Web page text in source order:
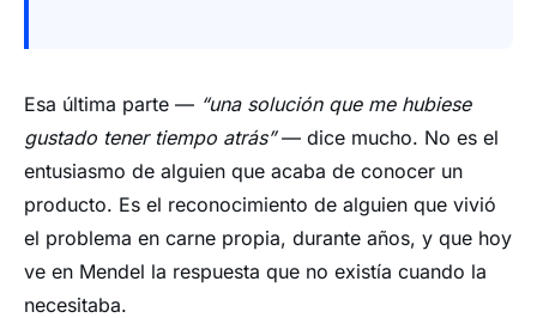
Esa última parte — “una solución que me hubiese
gustado tener tiempo atrás”— dice mucho. No es el
entusiasmo de alguien que acaba de conocer un
producto. Es el reconocimiento de alguien que vivió
el problema en carne propia, durante años, y que hoy
ve en Mendel la respuesta que no existía cuando la
necesitaba.